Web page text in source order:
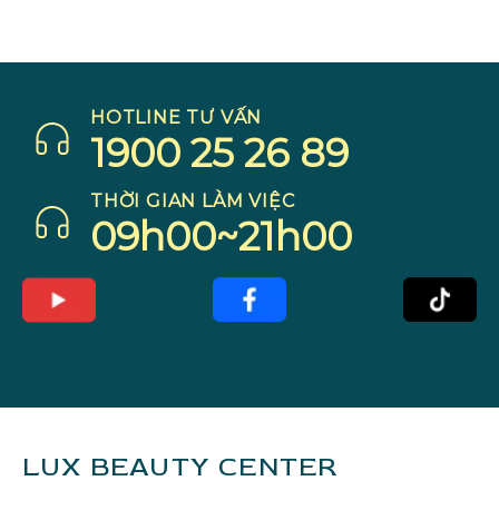
HOTLINE TƯ VẤN
1900 25 26 89
THỜI GIAN LÀM VIỆC
09h00~21h00
LUX BEAUTY CENTER